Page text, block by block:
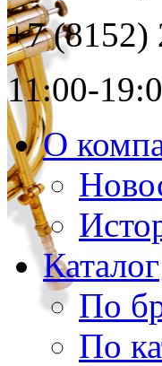
+7 (8152)
11:00-
О
Каталог
По
По